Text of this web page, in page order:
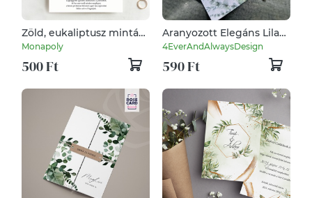
Zöld, eukaliptusz mintás
esküvői meghívó,
viaszpecséttel zárható,
kézzel nyomdázott
Monapoly
500 Ft
Aranyozott Elegáns Lila
Két oldalas Esküvői
4EverAndAlwaysDesign
590 Ft